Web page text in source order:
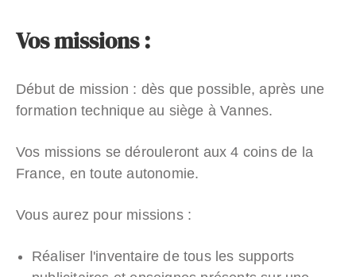
Vos missions :
Début de mission : dès que possible, après une
formation technique au siège à Vannes.
Vos missions se dérouleront aux 4 coins de la
France, en toute autonomie.
Vous aurez pour missions :
Réaliser l'inventaire de tous les supports